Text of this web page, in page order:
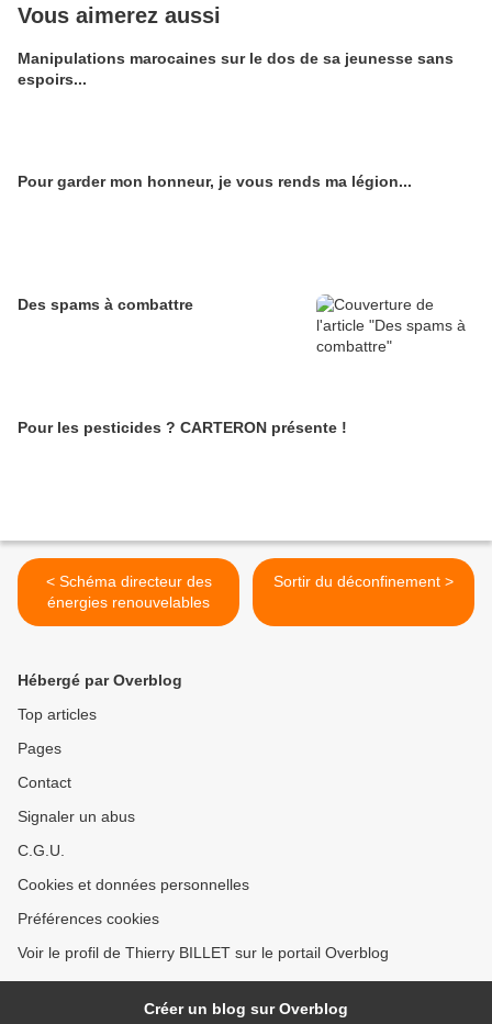
Vous aimerez aussi
Manipulations marocaines sur le dos de sa jeunesse sans
espoirs...
Pour garder mon honneur, je vous rends ma légion...
Des spams à combattre
Pour les pesticides ? CARTERON présente !
< Schéma directeur des
énergies renouvelables
Sortir du déconfinement >
Hébergé par Overblog
Top articles
Pages
Contact
Signaler un abus
C.G.U.
Cookies et données personnelles
Préférences cookies
Voir le profil de Thierry BILLET sur le portail Overblog
Créer un blog sur Overblog